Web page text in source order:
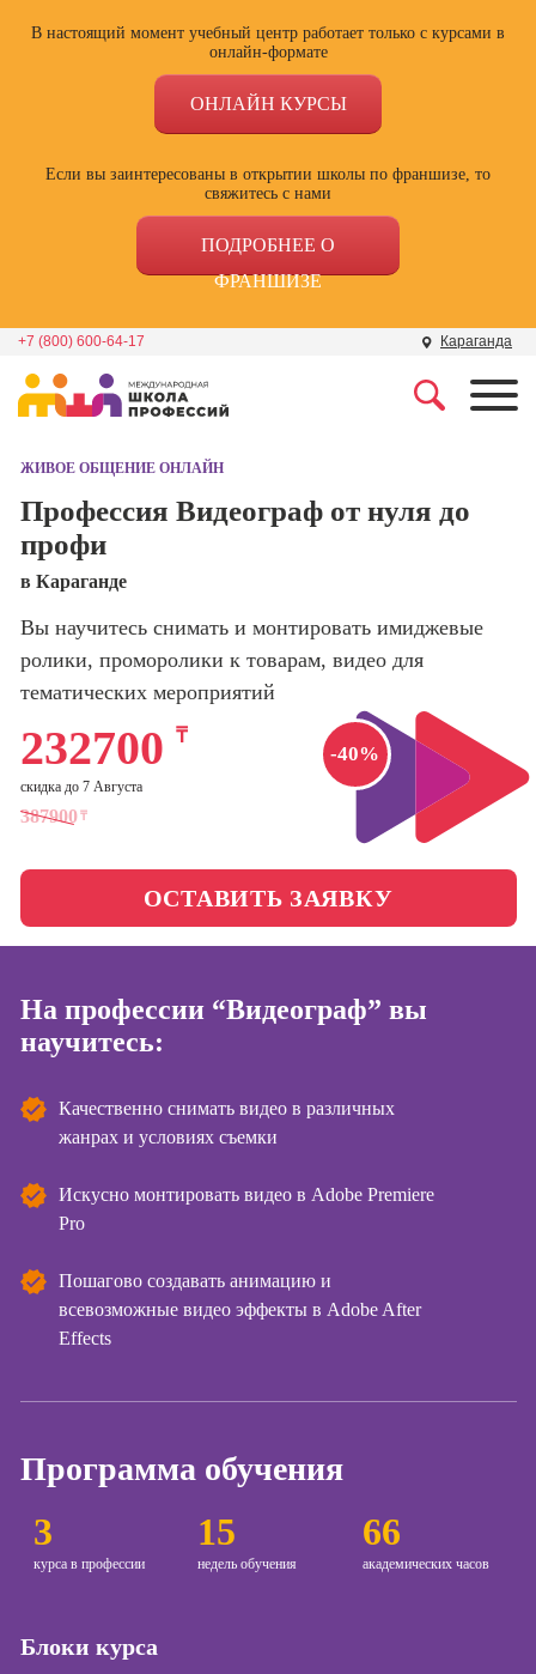
В настоящий момент учебный центр работает только с курсами в
онлайн-формате
ОНЛАЙН КУРСЫ
Если вы заинтересованы в открытии школы по франшизе, то
свяжитесь с нами
ПОДРОБНЕЕ О
ФРАНШИЗЕ
+7 (800) 600-64-17 Караганда
Школа дизайна
Школа нейросетей и
Школа психологии
Школа актерского
мастерства
Школа бизнеса и
Онлайн-обучение
поисковой
сайтов)
Профессия
маркетолог
Профессия
Менеджер по
маркетингу в
социальных
менеджер)
Специалист по
Курсы
созданию
оптимизации
Курсы
контекстной
рекламы
ЖИВОЕ ОБЩЕНИЕ ОНЛАЙН
Профессия Видеограф от нуля до
профи
в Караганде
Вы научитесь снимать и монтировать имиджевые
ролики, проморолики к товарам, видео для
тематических мероприятий
-40%
387900 ₸
232700 ₸
скидка до 7 Августа
ОСТАВИТЬ ЗАЯВКУ
На профессии “Видеограф” вы
научитесь:
Качественно снимать видео в различных
жанрах и условиях съемки
Искусно монтировать видео в Adobe Premiere
Pro
Пошагово создавать анимацию и
всевозможные видео эффекты в Adobe After
Effects
3
курса в профессии
15
недель обучения
66
академических часов
Программа обучения
Блоки курса